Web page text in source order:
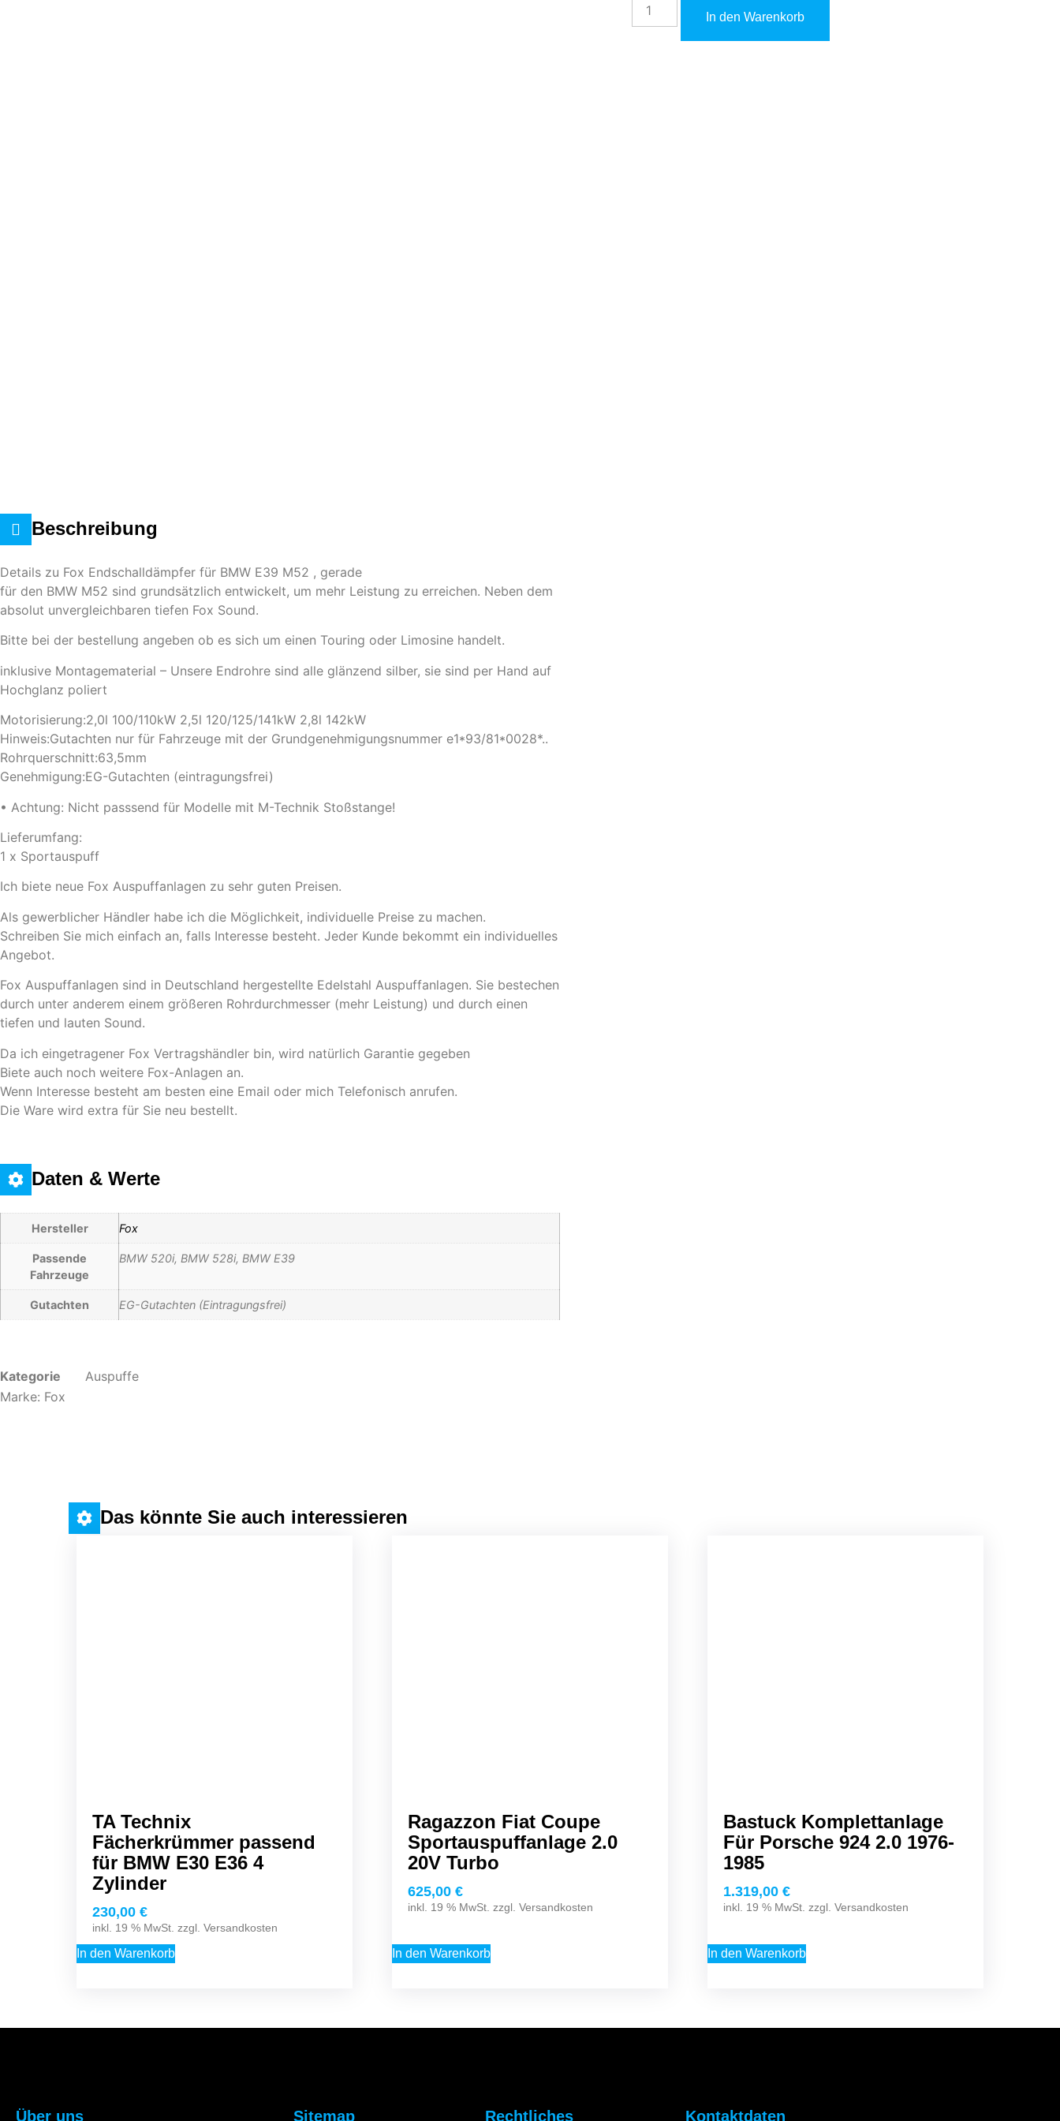
Beschreibung
Details zu Fox Endschalldämpfer für BMW E39 M52 , gerade
für den BMW M52 sind grundsätzlich entwickelt, um mehr Leistung zu erreichen. Neben dem
absolut unvergleichbaren tiefen Fox Sound.
Bitte bei der bestellung angeben ob es sich um einen Touring oder Limosine handelt.
inklusive Montagematerial – Unsere Endrohre sind alle glänzend silber, sie sind per Hand auf
Hochglanz poliert
Motorisierung:2,0l 100/110kW 2,5l 120/125/141kW 2,8l 142kW
Hinweis:Gutachten nur für Fahrzeuge mit der Grundgenehmigungsnummer e1*93/81*0028*..
Rohrquerschnitt:63,5mm
Genehmigung:EG-Gutachten (eintragungsfrei)
• Achtung: Nicht passsend für Modelle mit M-Technik Stoßstange!
Lieferumfang:
1 x Sportauspuff
Ich biete neue Fox Auspuffanlagen zu sehr guten Preisen.
Als gewerblicher Händler habe ich die Möglichkeit, individuelle Preise zu machen.
Schreiben Sie mich einfach an, falls Interesse besteht. Jeder Kunde bekommt ein individuelles
Angebot.
Fox Auspuffanlagen sind in Deutschland hergestellte Edelstahl Auspuffanlagen. Sie bestechen
durch unter anderem einem größeren Rohrdurchmesser (mehr Leistung) und durch einen
tiefen und lauten Sound.
Da ich eingetragener Fox Vertragshändler bin, wird natürlich Garantie gegeben
Biete auch noch weitere Fox-Anlagen an.
Wenn Interesse besteht am besten eine Email oder mich Telefonisch anrufen.
Die Ware wird extra für Sie neu bestellt.
Daten & Werte
Hersteller Fox
Passende
Fahrzeuge
BMW 520i, BMW 528i, BMW E39
Gutachten EG-Gutachten (Eintragungsfrei)
Kategorie
Auspuffe
Marke: Fox
In den Warenkorb
Das könnte Sie auch interessieren
TA Technix
Fächerkrümmer passend
für BMW E30 E36 4
Zylinder
230,00 €
inkl. 19 % MwSt. zzgl. Versandkosten
In den Warenkorb
Ragazzon Fiat Coupe
Sportauspuffanlage 2.0
20V Turbo
625,00 €
inkl. 19 % MwSt. zzgl. Versandkosten
In den Warenkorb
Bastuck Komplettanlage
Für Porsche 924 2.0 1976-
1985
1.319,00 €
inkl. 19 % MwSt. zzgl. Versandkosten
In den Warenkorb
Über uns Sitemap Rechtliches Kontaktdaten